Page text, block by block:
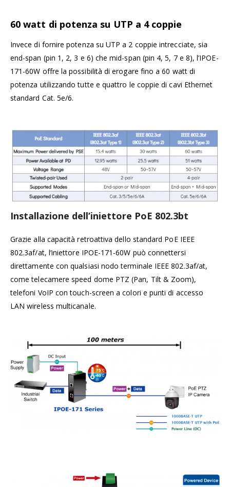
60 watt di potenza su UTP a 4 coppie
Invece di fornire potenza su UTP a 2 coppie intrecciate, sia
end-span (pin 1, 2, 3 e 6) che mid-span (pin 4, 5, 7 e 8), l’IPOE-
171-60W offre la possibilità di erogare fino a 60 watt di
potenza utilizzando tutte e quattro le coppie di cavi Ethernet
standard Cat. 5e/6.
Installazione dell’iniettore PoE 802.3bt
Grazie alla capacità retroattiva dello standard PoE IEEE
802.3af/at, l’iniettore IPOE-171-60W può connettersi
direttamente con qualsiasi nodo terminale IEEE 802.3af/at,
come telecamere speed dome PTZ (Pan, Tilt & Zoom),
telefoni VoIP con touch-screen a colori e punti di accesso
LAN wireless multicanale.